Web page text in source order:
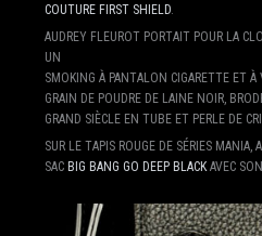
COUTURE FIRST SHIELD.
AUDREY FLEUROT PORTAIT POUR LA
UN
SMOKING À PANTALON CIGARETTE ET À
GRAIN DE POUDRE DE LAINE NOIR,
GRAND SIÈCLE EN TUBE ET PERLE DE
SUR LE TAPIS ROUGE DE SÉRIES MANIA,
SAC BIG BANG GO DEEP BLACKAVEC